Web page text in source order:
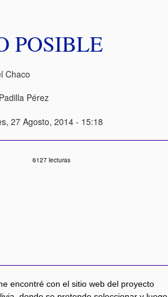
POSIBLE
Chaco
Pérez
27 Agosto, 2014 - 15:18
6127 lecturas
encontré con el sitio web del proyecto